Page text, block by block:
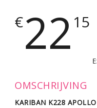
€2215
OMSCHRIJVING
KARIBAN K228